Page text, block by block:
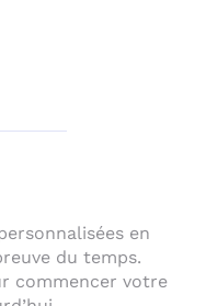
en
du temps.
commencer votre